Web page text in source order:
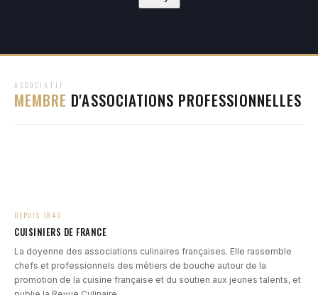
ASSOCIATIF
MEMBRE D'ASSOCIATIONS PROFESSIONNELLES
DEPUIS 1840
CUISINIERS DE FRANCE
La doyenne des associations culinaires françaises. Elle rassemble
chefs et professionnels des métiers de bouche autour de la
promotion de la cuisine française et du soutien aux jeunes talents, et